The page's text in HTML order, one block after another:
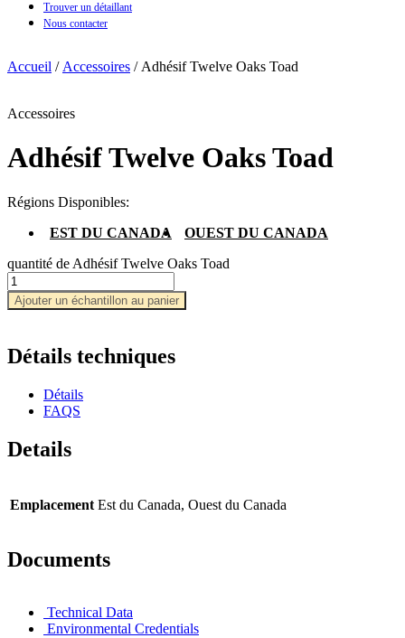
Trouver un détaillant
Nous contacter
Accueil / Accessoires / Adhésif Twelve Oaks Toad
Accessoires
Adhésif Twelve Oaks Toad
Régions Disponibles:
EST DU CANADA
OUEST DU CANADA
quantité de Adhésif Twelve Oaks Toad
Ajouter un échantillon au panier
Détails techniques
Détails
FAQS
Details
Emplacement Est du Canada, Ouest du Canada
Documents
Technical Data
Environmental Credentials